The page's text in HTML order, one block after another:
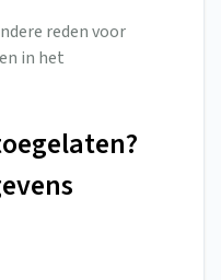
reden voor
in het